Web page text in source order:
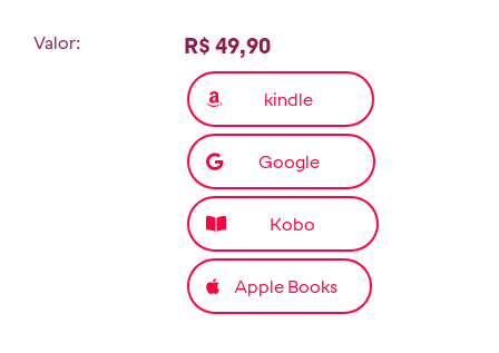
Valor: R$ 49,90
kindle
Google
Kobo
Apple Books